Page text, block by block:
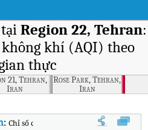
Region 22, Tehran:
khí (AQI) theo
thực
21, Tehran,
Iran
Rose Park, Tehran,
Iran
:Chỉ số chất lượng không khí (AQI) thời